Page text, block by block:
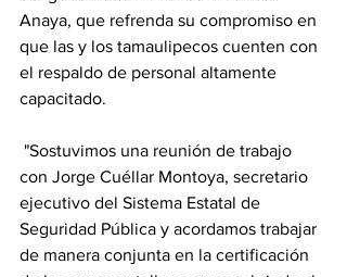
Anaya, que refrenda su compromiso en
que las y los tamaulipecos cuenten con
el respaldo de personal altamente
capacitado.
con Jorge Cuéllar Montoya, secretario
ejecutivo del Sistema Estatal de
Seguridad Pública y acordamos trabajar
de manera conjunta en la certificación